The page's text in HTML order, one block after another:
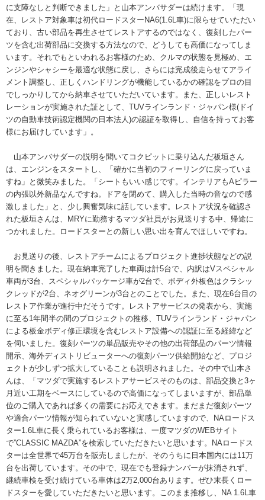
に支障なしと判断できました」と山本アンバサダーは続けます。「現
在、レストア対象車は初代ロードスターNA6(1.6L車)に限らせていただい
ており、古い部品を再生させてレストアするのではなく、復刻したパー
ツを含む出荷部品に交換する方法なので、どうしても高価になってしま
います。それでもといわれるお客様のため、クルマの状態を見極め、エ
ンジンやシャシーを最適な状態に戻し、さらには完成後走らせてアライ
メント調整し、正しくハンドリングが機能しているかの確認をプロの目
でしっかりしてから納車させていただいています。また、正しいレスト
レーションが実施された証として、TUVラインランド・ジャパン様(ドイ
ツの自動車技術認定機関の日本法人)の認証を取得し、自信を持ってお客
様にお届けしています」。
山本アンバサダーの説明を聞いてコクピットに乗り込んだ板垣さん
は、エンジンをスタートし、「確かに当初のフィーリングに戻っていま
すね」と微笑みました。「シートもいい感じです。インテリアもAピラー
の内張以外新品なんですね。ドアを閉めて、購入した当時の音なので感
激しました」と、少し興奮気味に話しています。レストア状況を確認さ
れた板垣さんは、MRYに勤務するマツダ社員がお見送りする中、帰途に
つかれました。ロードスターとの新しい思い出を育んでほしいですね。
お見送りの後、レストアチームによるプロジェクト進捗状態などの説
明を聞きました。現在納車完了した車両は計5台で、内訳はVスペシャル
車両が3台、スペシャルパッケージ車が2台で、ボディ外板色はクラシッ
クレッドが2台、ネオグリーンが3台とのことでした。また、現在6台目の
レストア作業が進行中だそうです。レストアサービスの発表から、実施
に至る1年間半の間のプロジェクトの推移、TUVラインランド・ジャパン
による板金ボディ修正環境を含むレストア設備への認証に至る経緯など
を伺いました。復刻パーツの単品販売やその他の出荷部品のパーツ情報
開示、海外ディストリビューターへの復刻パーツ供給開始など、プロジ
ェクトが少しずつ拡大していることも説明されました。その中で山本さ
んは、「マツダで実施するレストアサービスそのものは、部品交換と3ヶ
月近い工期をベースにしているので高価になってしまいますが、部品単
位のご購入であれば多くの需要にお応えできます。まだまだ復刻パーツ
や適合パーツ情報が知られていないと実感していますので、NAロードス
ター1.6L車に長く乗られているお客様は、一度マツダのWEBサイト
で”CLASSIC MAZDA”を検索していただきたいと思います。NAロードス
ターは全世界で45万台を販売しましたが、そのうちに日本国内には11万
台を出荷しています。その中で、現在でも登録ナンバーが抹消されず、
継続車検を受け続けている車体は2万2,000台あります。ぜひ末長くロー
ドスターを愛していただきたいと思います。このまま推移し、NA 1.6L車